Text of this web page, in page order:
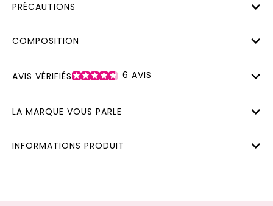
PRÉCAUTIONS
COMPOSITION
AVIS VÉRIFIÉS 6 AVIS
LA MARQUE VOUS PARLE
INFORMATIONS PRODUIT